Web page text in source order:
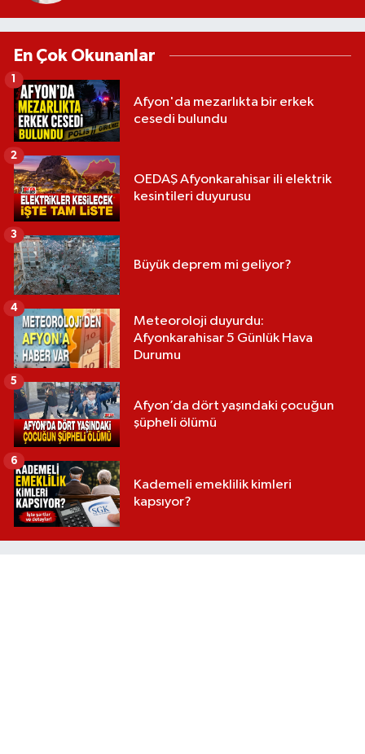
En Çok Okunanlar
Afyon'da mezarlıkta bir erkek
cesedi bulundu
1
OEDAŞ Afyonkarahisar ili elektrik
kesintileri duyurusu
2
Büyük deprem mi geliyor?
3
Meteoroloji duyurdu:
Afyonkarahisar 5 Günlük Hava
Durumu
4
Afyon’da dört yaşındaki çocuğun
şüpheli ölümü
5
Kademeli emeklilik kimleri
kapsıyor?
6